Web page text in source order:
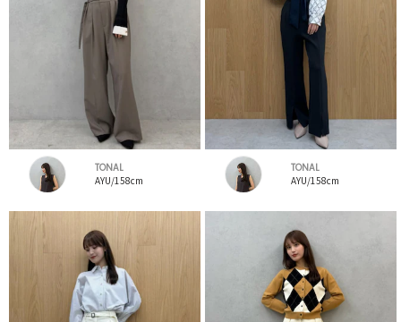
TONAL
AYU/158cm
TONAL
AYU/158cm